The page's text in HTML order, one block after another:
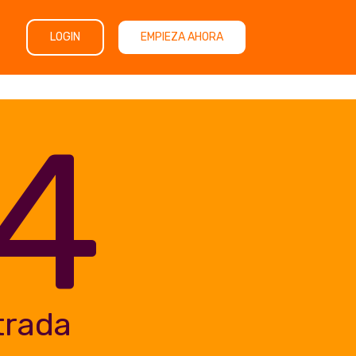
LOGIN EMPIEZA AHORA